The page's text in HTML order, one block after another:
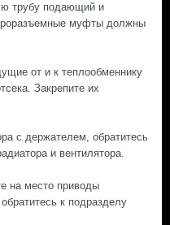
трубу подающий и
муфты должны
от и к теплообменнику
Закрепите их
с держателем, обратитесь
и вентилятора.
на место приводы
к подразделу